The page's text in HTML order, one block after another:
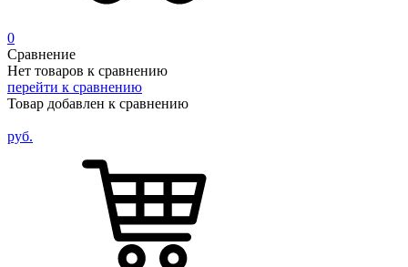
0
Сравнение
Нет товаров к сравнению
перейти к сравнению
Товар добавлен к сравнению
руб.